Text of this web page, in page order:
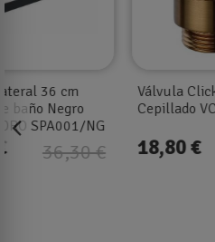
Válvula Click-Clack Oro
Cepillado VCC014
25,41 €
18,80 €